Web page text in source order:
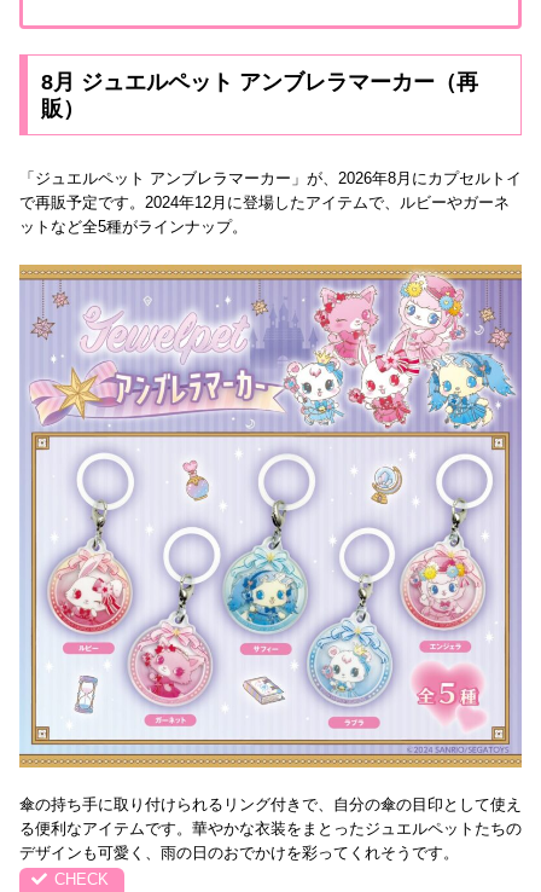
8月 ジュエルペット アンブレラマーカー（再
販）
「ジュエルペット アンブレラマーカー」が、2026年8月にカプセルトイ
で再販予定です。2024年12月に登場したアイテムで、ルビーやガーネ
ットなど全5種がラインナップ。
傘の持ち手に取り付けられるリング付きで、自分の傘の目印として使え
る便利なアイテムです。華やかな衣装をまとったジュエルペットたちの
デザインも可愛く、雨の日のおでかけを彩ってくれそうです。